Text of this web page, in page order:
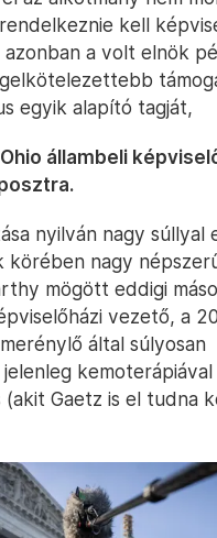
kell
azonban a volt elnök
egyik alapító tagját,
állambeli
nyilván nagy súllyal
körében nagy
mögött eddigi
vezető, a
által súlyosan
(akit Gaetz is el tudna